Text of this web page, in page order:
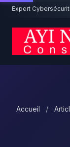
Aller au contenu
Expert
Accueil /
Un projet